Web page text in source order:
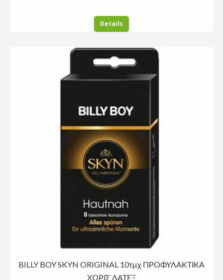
was:
9.90€.
7.42€.
Details
BILLY BOY SKYN ORIGINAL 10τμχ ΠΡΟΦΥΛΑΚΤΙΚΑ
ΧΩΡΙΣ ΛΑΤΕΞ